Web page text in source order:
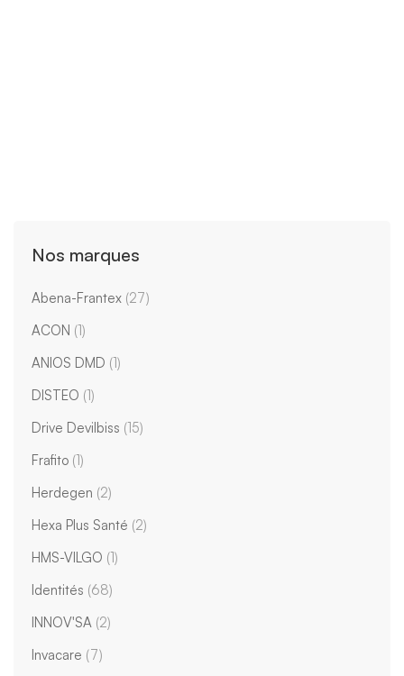
Nos marques
Abena-Frantex (27)
ACON (1)
ANIOS DMD (1)
DISTEO (1)
Drive Devilbiss (15)
Frafito (1)
Herdegen (2)
Hexa Plus Santé (2)
HMS-VILGO (1)
Identités (68)
INNOV'SA (2)
Invacare (7)